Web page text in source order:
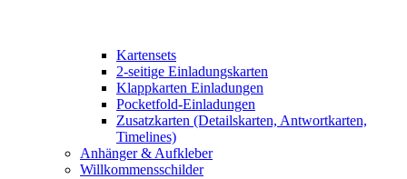
Kartensets
2-seitige Einladungskarten
Klappkarten Einladungen
Pocketfold-Einladungen
Zusatzkarten (Detailskarten, Antwortkarten,
Timelines)
Anhänger & Aufkleber
Willkommensschilder